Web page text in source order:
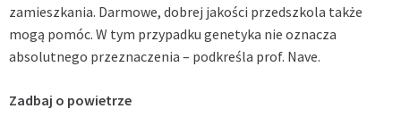
zamieszkania. Darmowe, dobrej jakości przedszkola także
mogą pomóc. W tym przypadku genetyka nie oznacza
absolutnego przeznaczenia – podkreśla prof. Nave.
Zadbaj o powietrze